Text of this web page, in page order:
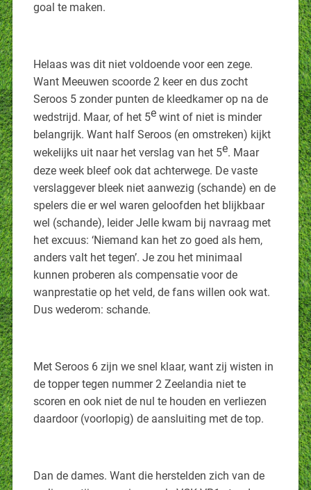
goal te maken.
Helaas was dit niet voldoende voor een zege.
Want Meeuwen scoorde 2 keer en dus zocht
Seroos 5 zonder punten de kleedkamer op na de
wedstrijd. Maar, of het 5ewint of niet is minder
belangrijk. Want half Seroos (en omstreken) kijkt
wekelijks uit naar het verslag van het 5e. Maar
deze week bleef ook dat achterwege. De vaste
verslaggever bleek niet aanwezig (schande) en de
spelers die er wel waren geloofden het blijkbaar
wel (schande), leider Jelle kwam bij navraag met
het excuus: ‘Niemand kan het zo goed als hem,
anders valt het tegen’. Je zou het minimaal
kunnen proberen als compensatie voor de
wanprestatie op het veld, de fans willen ook wat.
Dus wederom: schande.
Met Seroos 6 zijn we snel klaar, want zij wisten in
de topper tegen nummer 2 Zeelandia niet te
scoren en ook niet de nul te houden en verliezen
daardoor (voorlopig) de aansluiting met de top.
Dan de dames. Want die herstelden zich van de